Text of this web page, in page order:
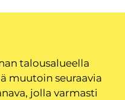
talousalueella
muutoin seuraavia
jolla varmasti